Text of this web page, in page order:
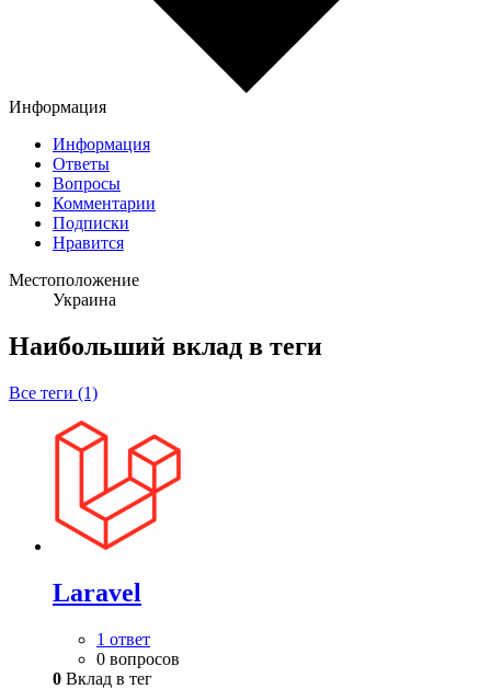
Информация
Информация
Ответы
Вопросы
Комментарии
Подписки
Нравится
Местоположение
Украина
Наибольший вклад в теги
Все теги (1)
Laravel
1 ответ
0 вопросов
0 Вклад в тег